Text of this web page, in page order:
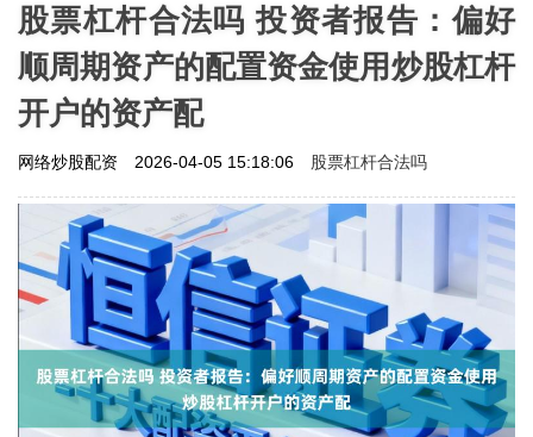
股票杠杆合法吗 投资者报告：偏好
顺周期资产的配置资金使用炒股杠杆
开户的资产配
网络炒股配资 2026-04-05 15:18:06 股票杠杆合法吗